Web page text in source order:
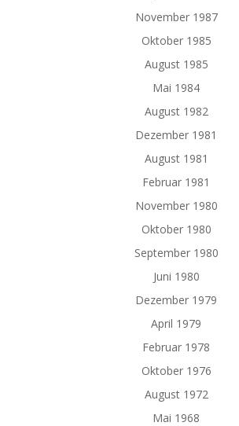
November 1987
Oktober 1985
August 1985
Mai 1984
August 1982
Dezember 1981
August 1981
Februar 1981
November 1980
Oktober 1980
September 1980
Juni 1980
Dezember 1979
April 1979
Februar 1978
Oktober 1976
August 1972
Mai 1968